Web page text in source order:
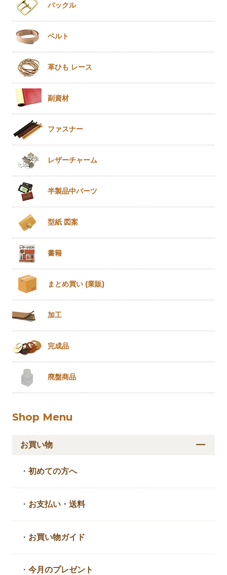
バックル
ベルト
革ひも レース
副資材
ファスナー
レザーチャーム
半製品中パーツ
型紙 図案
書籍
まとめ買い (業販)
加工
完成品
廃盤商品
Shop Menu
お買い物
・初めての方へ
・ お支払い・送料
・ お買い物ガイド
・今月のプレゼント